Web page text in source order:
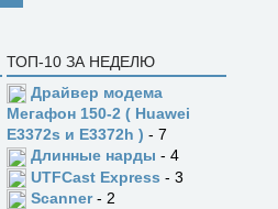
ТОП-10 ЗА НЕДЕЛЮ
Драйвер модема
Мегафон 150-2 ( Huawei
E3372s и E3372h ) - 7
Длинные нарды - 4
UTFCast Express - 3
Scanner- 2